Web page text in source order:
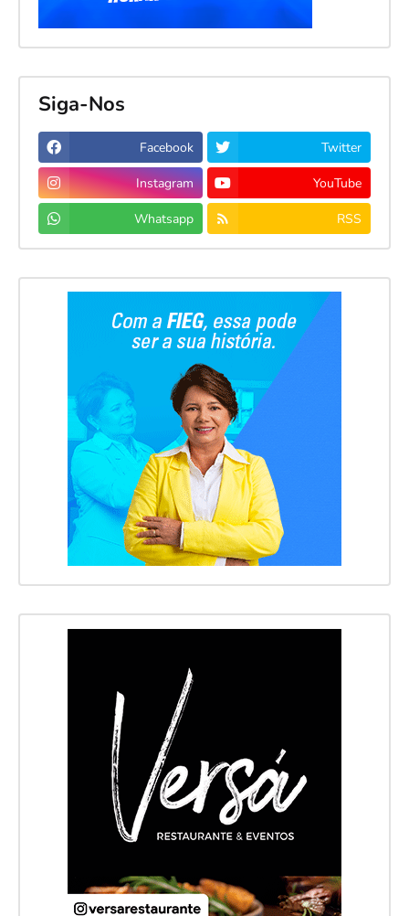
Siga-Nos
Facebook Twitter
Instagram YouTube
Whatsapp RSS